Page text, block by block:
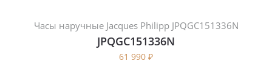
Часы наручные Jacques Philipp JPQGC151336N
JPQGC151336N
61 990 ₽